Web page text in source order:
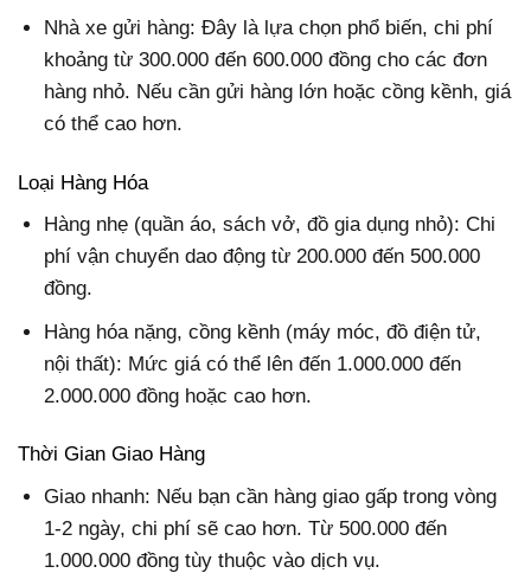
Nhà xe gửi hàng: Đây là lựa chọn phổ biến, chi phí
khoảng từ 300.000 đến 600.000 đồng cho các đơn
hàng nhỏ. Nếu cần gửi hàng lớn hoặc cồng kềnh, giá
có thể cao hơn.
Loại Hàng Hóa
Hàng nhẹ (quần áo, sách vở, đồ gia dụng nhỏ): Chi
phí vận chuyển dao động từ 200.000 đến 500.000
đồng.
Hàng hóa nặng, cồng kềnh (máy móc, đồ điện tử,
nội thất): Mức giá có thể lên đến 1.000.000 đến
2.000.000 đồng hoặc cao hơn.
Thời Gian Giao Hàng
Giao nhanh: Nếu bạn cần hàng giao gấp trong vòng
1-2 ngày, chi phí sẽ cao hơn. Từ 500.000 đến
1.000.000 đồng tùy thuộc vào dịch vụ.